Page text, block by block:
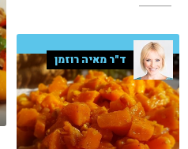
ד"ר מאיה רוזמן